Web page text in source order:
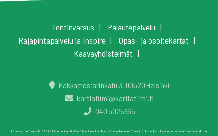
Tontinvaraus
Palautepalvelu
Rajapintapalvelu ja Inspire
Opas- ja osoitekartat
Kaavayhdistelmät
Pakkamestarinkatu 3, 00520 Helsinki
karttatiimi@karttatiimi.fi
040 5025965
Copyright 2018Insinööritoimisto Karttatiimi | Hakukoneoptimoidut